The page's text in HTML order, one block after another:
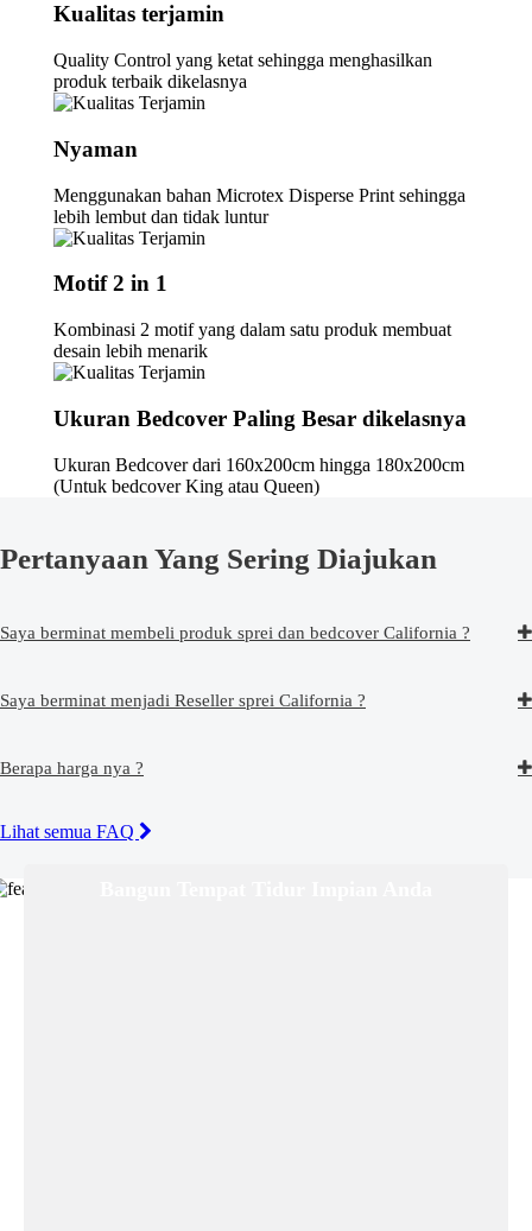
Kualitas terjamin
Quality Control yang ketat sehingga menghasilkan
produk terbaik dikelasnya
Nyaman
Menggunakan bahan Microtex Disperse Print sehingga
lebih lembut dan tidak luntur
Motif 2 in 1
Kombinasi 2 motif yang dalam satu produk membuat
desain lebih menarik
Ukuran Bedcover Paling Besar dikelasnya
Ukuran Bedcover dari 160x200cm hingga 180x200cm
(Untuk bedcover King atau Queen)
Pertanyaan Yang Sering Diajukan
Saya berminat membeli produk sprei dan bedcover California ?
Saya berminat menjadi Reseller sprei California ?
Berapa harga nya ?
Lihat semua FAQ